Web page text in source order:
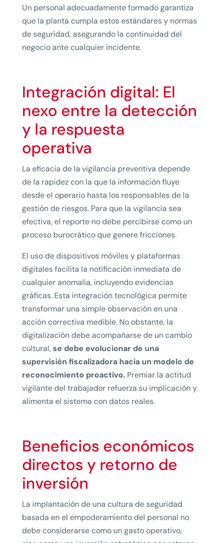
Un personal adecuadamente formado garantiza
que la planta cumpla estos estándares y normas
de seguridad, asegurando la continuidad del
negocio ante cualquier incidente.
Integración digital: El
nexo entre la detección
y la respuesta
operativa
La eficacia de la vigilancia preventiva depende
de la rapidez con la que la información fluye
desde el operario hasta los responsables de la
gestión de riesgos. Para que la vigilancia sea
efectiva, el reporte no debe percibirse como un
proceso burocrático que genere fricciones.
El uso de dispositivos móviles y plataformas
digitales facilita la notificación inmediata de
cualquier anomalía, incluyendo evidencias
gráficas. Esta integración tecnológica permite
transformar una simple observación en una
acción correctiva medible. No obstante, la
digitalización debe acompañarse de un cambio
cultural,se debe evolucionar de una
supervisión fiscalizadora hacia un modelo de
reconocimiento proactivo.Premiar la actitud
vigilante del trabajador refuerza su implicación y
alimenta el sistema con datos reales.
Beneficios económicos
directos y retorno de
inversión
La implantación de una cultura de seguridad
basada en el empoderamiento del personal no
debe considerarse como un gasto operativo,